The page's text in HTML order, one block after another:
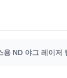
용 ND 야그 레이저